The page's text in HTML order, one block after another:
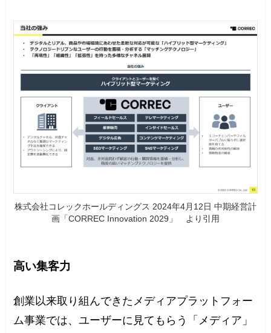
株式会社コレックホールディングス 2024年4月12日 中期経営計
画「CORREC Innovation 2029」 より引用
高い集客力
創業以来取り組んできたメディアプラットフォー
ム事業では、ユーザーに見てもらう「メディア」